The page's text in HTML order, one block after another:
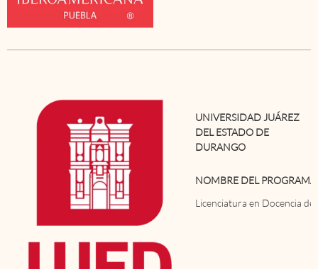
UNIVERSIDAD JUÁREZ
DEL ESTADO DE
DURANGO
NOMBRE DEL PROGRAMA
Licenciatura en Docencia de